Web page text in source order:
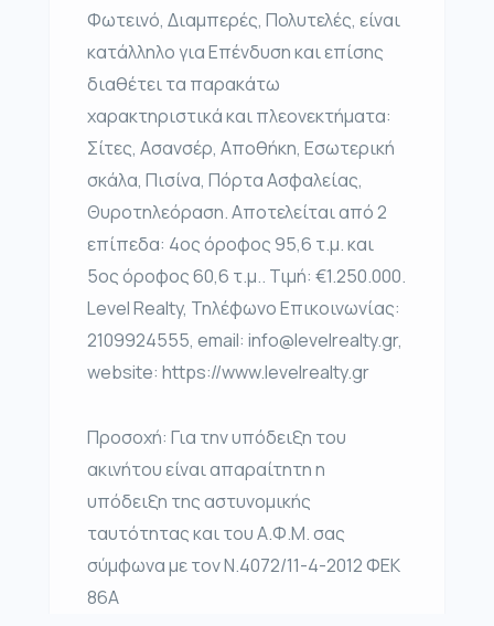
Φωτεινό, Διαμπερές, Πολυτελές, είναι
κατάλληλο για Επένδυση και επίσης
διαθέτει τα παρακάτω
χαρακτηριστικά και πλεονεκτήματα:
Σίτες, Ασανσέρ, Αποθήκη, Εσωτερική
σκάλα, Πισίνα, Πόρτα Ασφαλείας,
Θυροτηλεόραση. Αποτελείται από 2
επίπεδα: 4ος όροφος 95,6 τ.μ. και
5ος όροφος 60,6 τ.μ.. Τιμή: €1.250.000.
Level Realty, Τηλέφωνο Επικοινωνίας:
2109924555, email: info@levelrealty.gr,
website: https://www.levelrealty.gr
Προσοχή: Για την υπόδειξη του
ακινήτου είναι απαραίτητη η
υπόδειξη της αστυνομικής
ταυτότητας και του Α.Φ.Μ. σας
σύμφωνα με τον Ν.4072/11-4-2012 ΦΕΚ
86Α